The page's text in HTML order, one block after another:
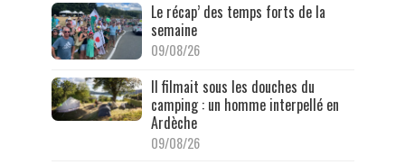
Le récap’ des temps forts de la
semaine
09/08/26
Il filmait sous les douches du
camping : un homme interpellé en
Ardèche
09/08/26